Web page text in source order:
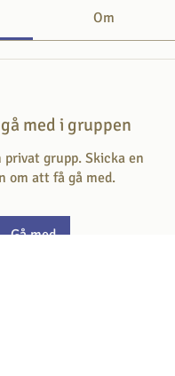
Om
med i gruppen
privat grupp. Skicka en
om att få gå med.
Gå med